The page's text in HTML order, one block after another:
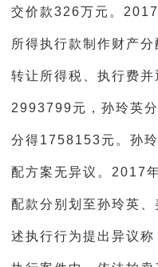
交价款326万元。
所得执行款制作财产
转让所得税、执行费
2993799元，孙玲英
分得1758153元。孙
配方案无异议。2017
配款分别划至孙玲英
述执行行为提出异议